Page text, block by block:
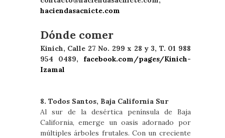
haciendasacnicte.com
Dónde comer
Kinich, Calle 27 No. 299 x 28 y 3, T. 01 988
954 0489, facebook.com/pages/Kinich-
Izamal
8. Todos Santos, Baja California Sur
Al sur de la desértica península de Baja
California, emerge un oasis adornado por
múltiples árboles frutales. Con un creciente